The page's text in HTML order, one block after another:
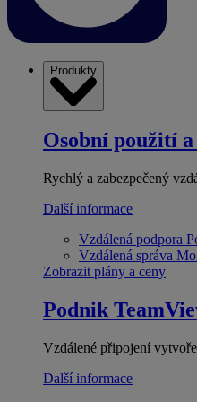
Produkty
Osobní použití
Rychlý a zabezpečený
Další informace
Vzdálená podpora
Vzdálená správa
Zobrazit plány a ceny
Podnik
Vzdálené připojení
Další informace